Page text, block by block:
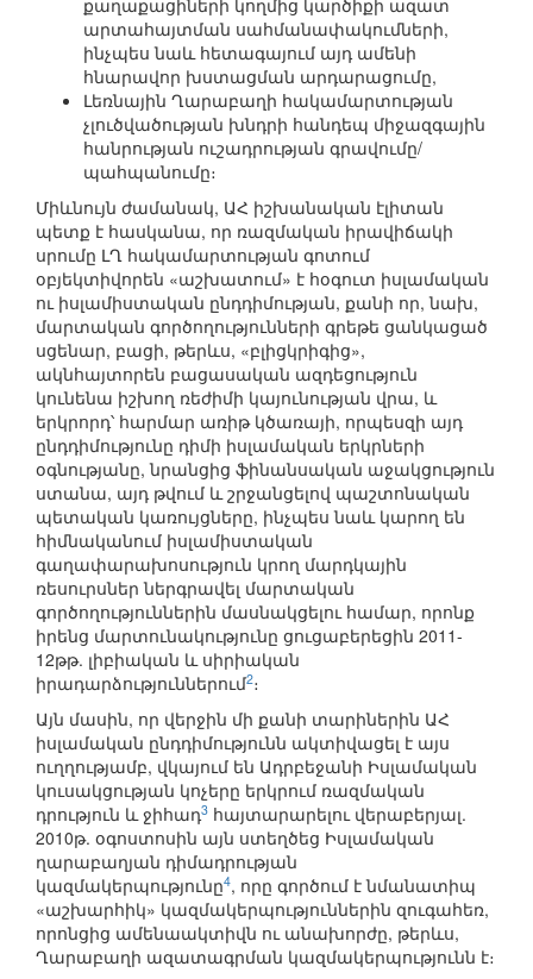
քաղաքացիների կողմից կարծիքի ազատ
արտահայտման սահմանափակումների,
ինչպես նաև հետագայում այդ ամենի
հնարավոր խստացման արդարացումը,
Լեռնային Ղարաբաղի հակամարտության
չլուծվածության խնդրի հանդեպ միջազգային
հանրության ուշադրության գրավումը/
պահպանումը։
Միևնույն ժամանակ, ԱՀ իշխանական էլիտան
պետք է հասկանա, որ ռազմական իրավիճակի
սրումը ԼՂ հակամարտության գոտում
օբյեկտիվորեն «աշխատում» է հօգուտ իսլամական
ու իսլամիստական ընդդիմության, քանի որ, նախ,
մարտական գործողությունների գրեթե ցանկացած
սցենար, բացի, թերևս, «բլիցկրիգից»,
ակնհայտորեն բացասական ազդեցություն
կունենա իշխող ռեժիմի կայունության վրա, և
երկրորդ՝ հարմար առիթ կծառայի, որպեսզի այդ
ընդդիմությունը դիմի իսլամական երկրների
օգնությանը, նրանցից ֆինանսական աջակցություն
ստանա, այդ թվում և շրջանցելով պաշտոնական
պետական կառույցները, ինչպես նաև կարող են
հիմնականում իսլամիստական
գաղափարախոսություն կրող մարդկային
ռեսուրսներ ներգրավել մարտական
գործողություններին մասնակցելու համար, որոնք
իրենց մարտունակությունը ցուցաբերեցին 2011-
12թթ. լիբիական և սիրիական
իրադարձություններում2։
Այն մասին, որ վերջին մի քանի տարիներին ԱՀ
իսլամական ընդդիմությունն ակտիվացել է այս
ուղղությամբ, վկայում են Ադրբեջանի Իսլամական
կուսակցության կոչերը երկրում ռազմական
դրություն և ջիհադ3 հայտարարելու վերաբերյալ.
2010թ. օգոստոսին այն ստեղծեց Իսլամական
ղարաբաղյան դիմադրության
կազմակերպությունը4, որը գործում է նմանատիպ
«աշխարհիկ» կազմակերպություններին զուգահեռ,
որոնցից ամենաակտիվն ու անախորժը, թերևս,
Ղարաբաղի ազատագրման կազմակերպությունն է։